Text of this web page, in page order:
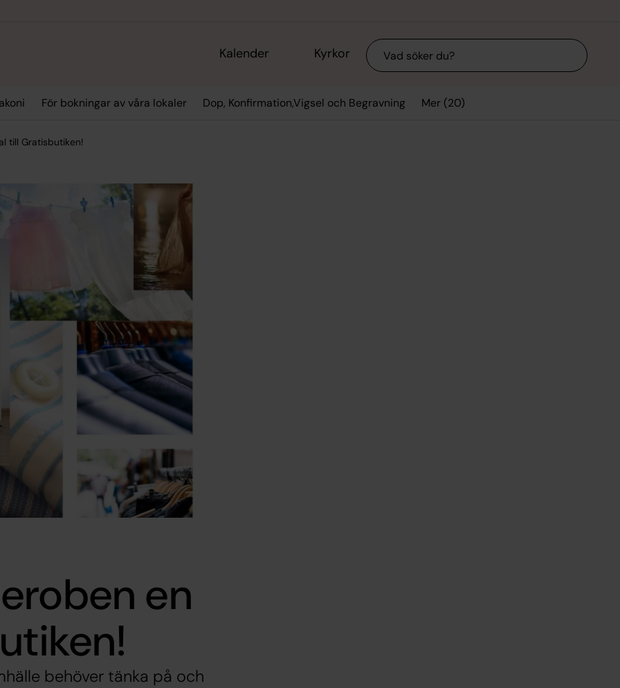
Kalender Kyrkor Sök
För bokningar av våra lokaler Dop, Konfirmation,Vigsel och Begravning Mer (20)
till Gratisbutiken!
en
behöver tänka på och